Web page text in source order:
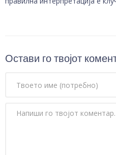
Остави го твојот